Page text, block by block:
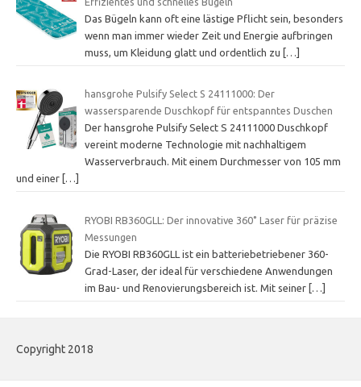
Das Bügeln kann oft eine lästige Pflicht sein, besonders
wenn man immer wieder Zeit und Energie aufbringen
muss, um Kleidung glatt und ordentlich zu […]
hansgrohe Pulsify Select S 24111000: Der
wassersparende Duschkopf für entspanntes Duschen
Der hansgrohe Pulsify Select S 24111000 Duschkopf
vereint moderne Technologie mit nachhaltigem
Wasserverbrauch. Mit einem Durchmesser von 105 mm
und einer […]
RYOBI RB360GLL: Der innovative 360˚ Laser für präzise
Messungen
Die RYOBI RB360GLL ist ein batteriebetriebener 360-
Grad-Laser, der ideal für verschiedene Anwendungen
im Bau- und Renovierungsbereich ist. Mit seiner […]
Copyright 2018